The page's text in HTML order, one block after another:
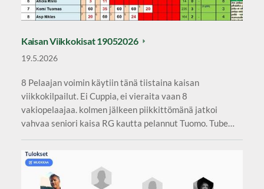
Kaisan Viikkokisat 19052026
19.5.2026
8 Pelaajan voimin käytiin tänä tiistaina kaisan
viikkokilpailut. Ei Cuppia, ei vieraita vaan 8
vakiopelaajaa. kolmen jälkeen piikkittömänä jatkoi
vahvaa seniori kaisa RG kautta pelannut Tuomo. Tube…